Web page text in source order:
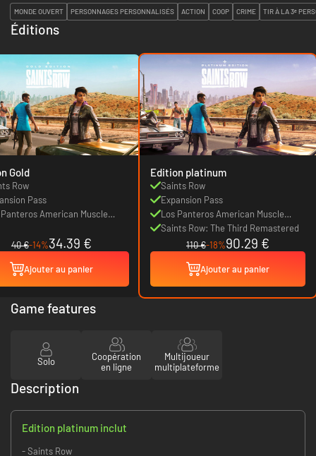
MONDE OUVERT PERSONNAGES PERSONNALISÉS ACTION COOP CRIME TIR À LA 3ᵉ
Éditions
Gold
Row
Pass
American Muscle
40 €-14%34.39 €
Ajouter au panier
Edition platinum
Saints Row
Expansion Pass
Los Panteros American Muscle
Bundle DLC
Saints Row: The Third Remastered
110 €-18%90.29 €
Ajouter au panier
Game features
Solo
Coopération
en ligne
Multijoueur
multiplateforme
Description
Edition platinum inclut
- Saints Row